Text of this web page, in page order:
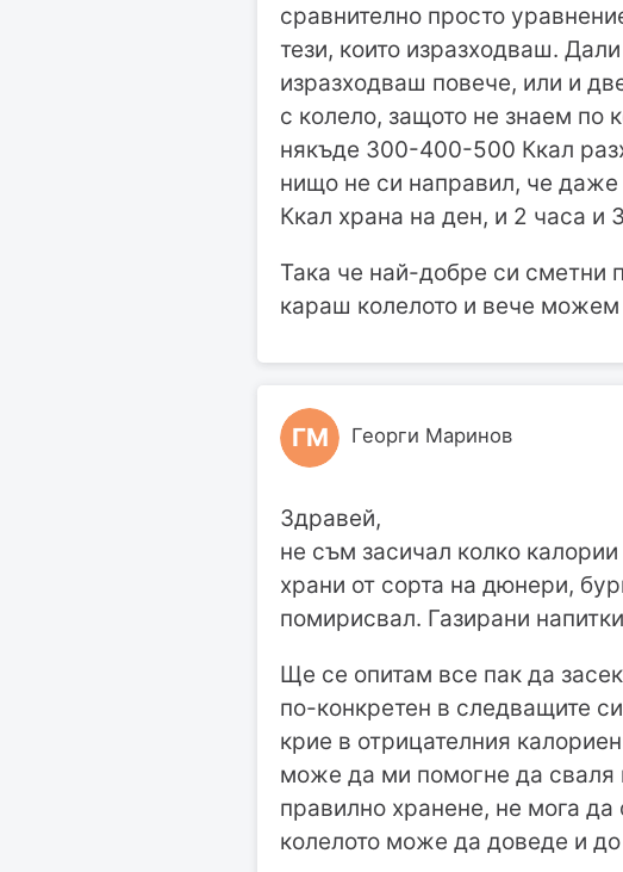
сравнително просто
тези, които изразходваш.
изразходваш повече, или и
с колело, защото не знаем по
някъде 300-400-500 Ккал
нищо не си направил, че
Ккал храна на ден, и 2 часа и
Така че най-добре си сметни
караш колелото и вече
ГМ Георги Маринов
Здравей,
не съм засичал колко
храни от сорта на дюнери,
помирисвал. Газирани
Ще се опитам все пак да
по-конкретен в следващите си
крие в отрицателния
може да ми помогне да сваля
правилно хранене, не мога
колелото може да доведе и до